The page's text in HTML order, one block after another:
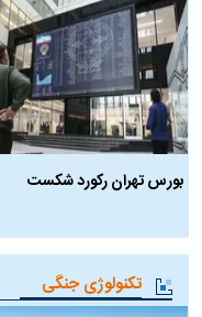
بورس تهران رکورد شکست
تکنولوژی جنگی